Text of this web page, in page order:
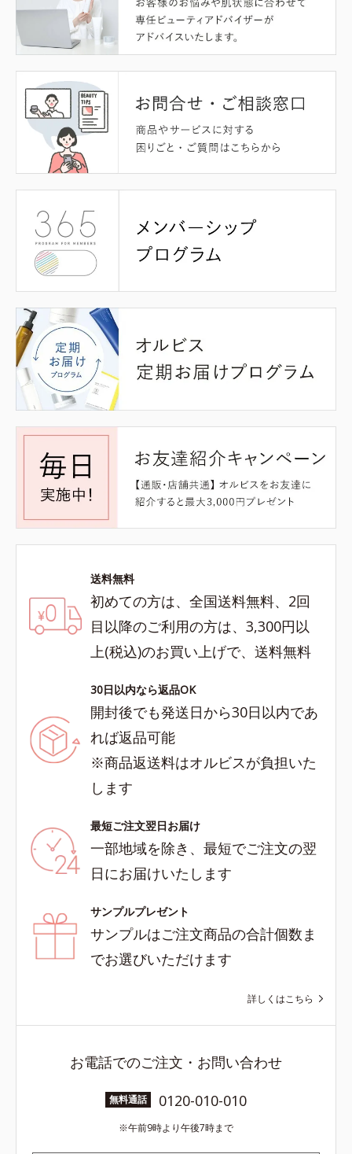
送料無料
初めての方は、全国送料無料、2回
目以降のご利用の方は、3,300円以
上(税込)のお買い上げで、送料無料
30日以内なら返品OK
開封後でも発送日から30日以内であ
れば返品可能
※商品返送料はオルビスが負担いた
します
最短ご注文翌日お届け
一部地域を除き、最短でご注文の翌
日にお届けいたします
サンプルプレゼント
サンプルはご注文商品の合計個数ま
でお選びいただけます
詳しくはこちら
お電話でのご注文・お問い合わせ
無料通話 0120-010-010
午前9時より午後7時まで